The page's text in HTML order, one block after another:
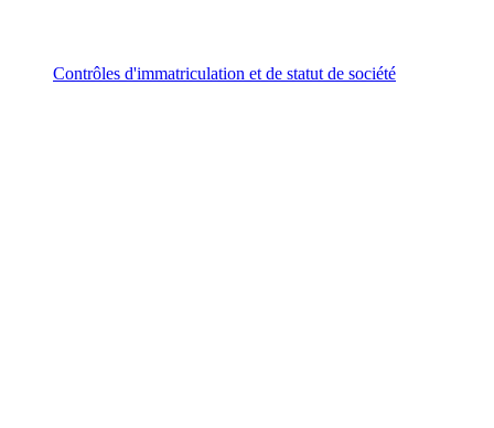
Contrôles d'immatriculation et de statut de société